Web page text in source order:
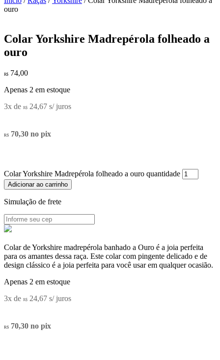
ouro
Colar Yorkshire Madrepérola folheado a
ouro
R$ 74,00
Apenas 2 em estoque
3x de R$ 24,67 s/ juros
R$ 70,30 no pix
Colar Yorkshire Madrepérola folheado a ouro quantidade
Adicionar ao carrinho
Simulação de frete
Colar de Yorkshire madrepérola banhado a Ouro é a joia perfeita
para os amantes dessa raça. Este colar com pingente delicado e de
design clássico é a joia perfeita para você usar em qualquer ocasião.
Apenas 2 em estoque
3x de R$ 24,67 s/ juros
R$ 70,30 no pix